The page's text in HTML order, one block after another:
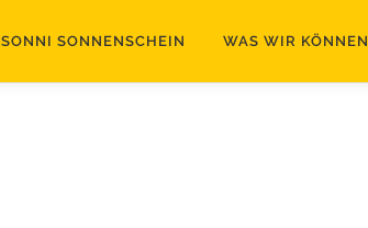
SONNI SONNENSCHEIN WAS WIR KÖNNEN